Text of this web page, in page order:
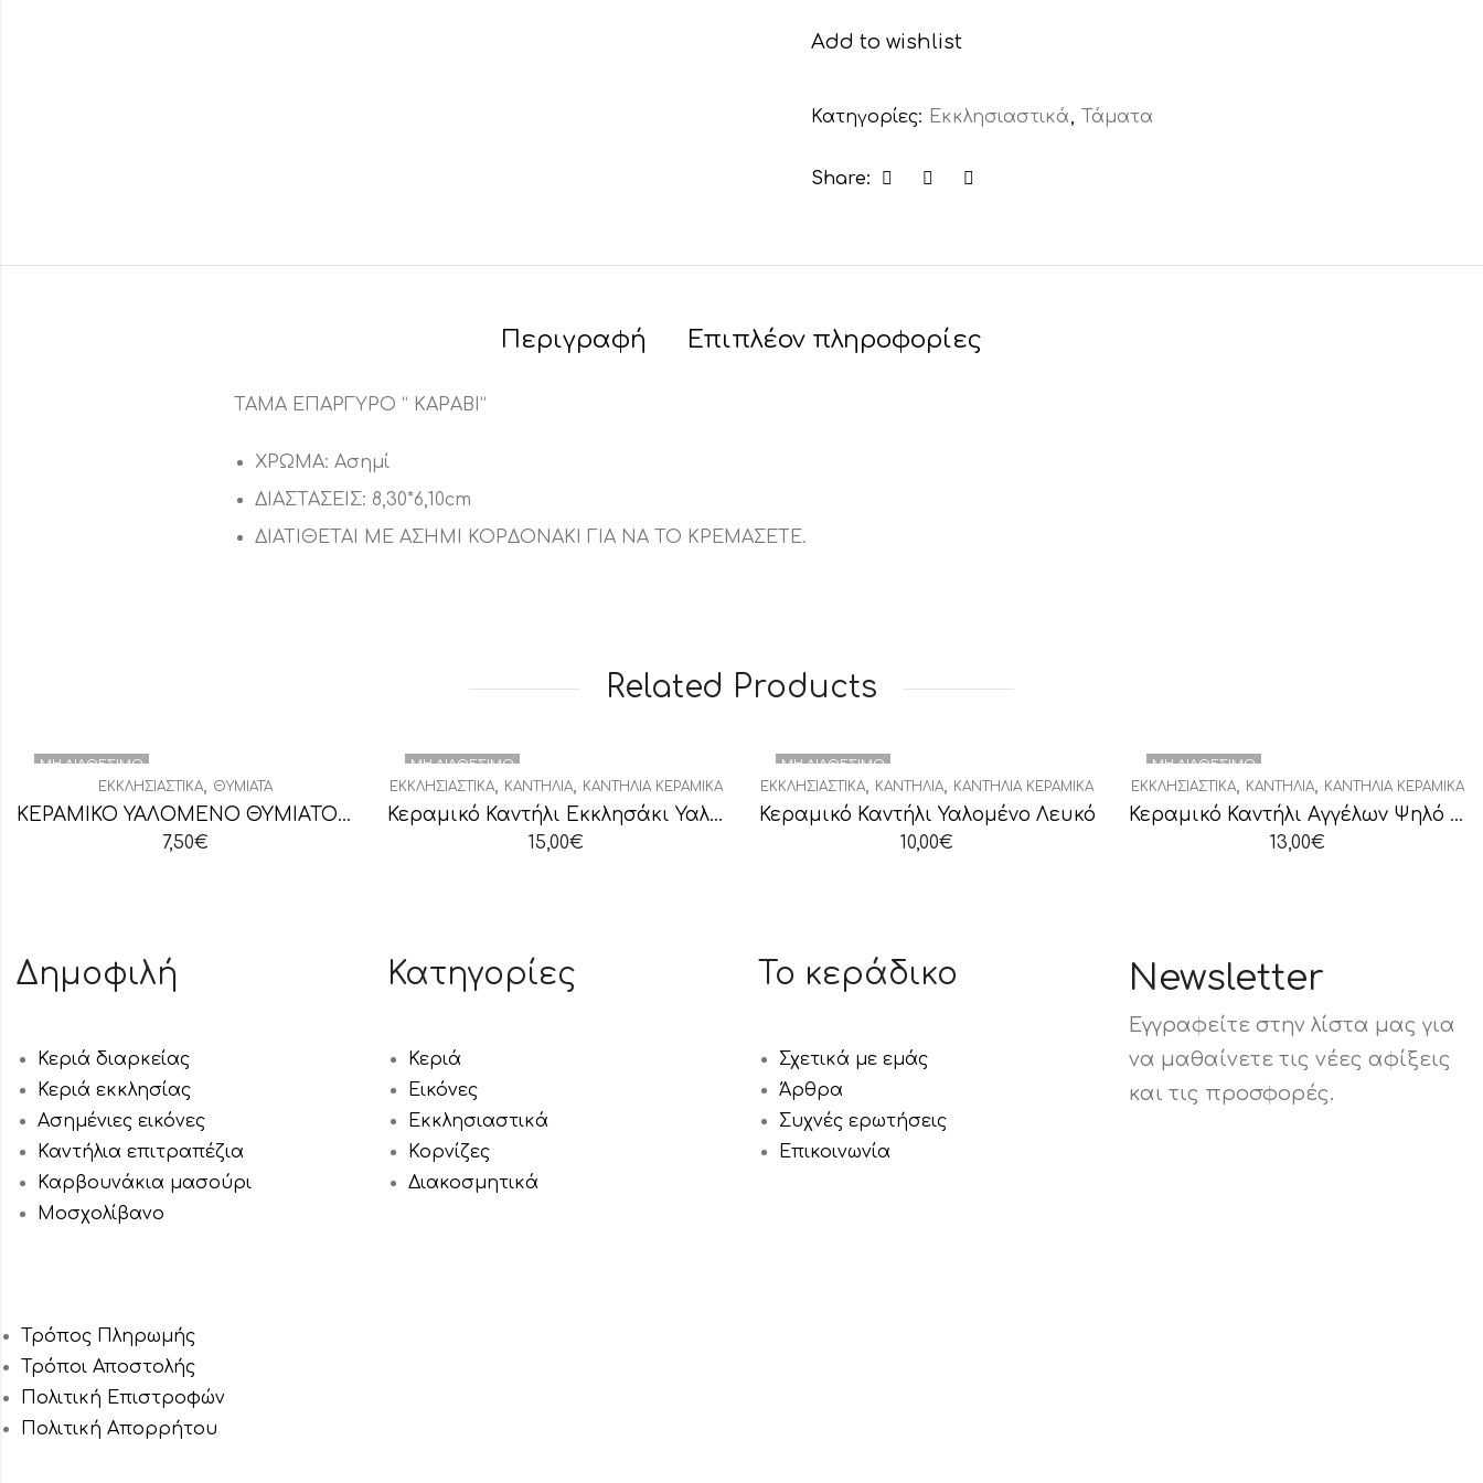
Add to wishlist
Κατηγορίες: Εκκλησιαστικά, Τάματα
Share:
Περιγραφή Επιπλέον πληροφορίες
ΤΑΜΑ ΕΠΑΡΓΥΡΟ ” ΚΑΡΑΒΙ”
ΧΡΩΜΑ: Ασημί
ΔΙΑΣΤΑΣΕΙΣ: 8,30*6,10cm
ΔΙΑΤΙΘΕΤΑΙ ΜΕ ΑΣΗΜΙ ΚΟΡΔΟΝΑΚΙ ΓΙΑ ΝΑ ΤΟ ΚΡΕΜΑΣΕΤΕ.
Related Products
ΜΗ ΔΙΑΘΈΣΙΜΟ
ΕΚΚΛΗΣΙΑΣΤΙΚΆ, ΘΥΜΙΑΤΆ
ΚΕΡΑΜΙΚΟ ΥΑΛΟΜΕΝΟ ΘΥΜΙΑΤΟ ΚΑΦΕ
7,50€
ΜΗ ΔΙΑΘΈΣΙΜΟ
ΕΚΚΛΗΣΙΑΣΤΙΚΆ, ΚΑΝΤΉΛΙΑ, ΚΑΝΤΉΛΙΑ ΚΕΡΑΜΙΚΆ
Κεραμικό Καντήλι Εκκλησάκι Υαλομένο Δίχρωμο
15,00€
ΜΗ ΔΙΑΘΈΣΙΜΟ
ΕΚΚΛΗΣΙΑΣΤΙΚΆ, ΚΑΝΤΉΛΙΑ, ΚΑΝΤΉΛΙΑ ΚΕΡΑΜΙΚΆ
Κεραμικό Καντήλι Υαλομένο Λευκό
10,00€
ΜΗ ΔΙΑΘΈΣΙΜΟ
ΕΚΚΛΗΣΙΑΣΤΙΚΆ, ΚΑΝΤΉΛΙΑ, ΚΑΝΤΉΛΙΑ ΚΕΡΑΜΙΚΆ
Κεραμικό Καντήλι Αγγέλων Ψηλό Υαλομένο Καφέ
13,00€
Δημοφιλή
Κεριά διαρκείας
Κεριά εκκλησίας
Ασημένιες εικόνες
Καντήλια επιτραπέζια
Καρβουνάκια μασούρι
Μοσχολίβανο
Κατηγορίες
Κεριά
Εικόνες
Εκκλησιαστικά
Κορνίζες
Διακοσμητικά
Το κεράδικο
Σχετικά με εμάς
Άρθρα
Συχνές ερωτήσεις
Επικοινωνία
Newsletter
Εγγραφείτε στην λίστα μας για
να μαθαίνετε τις νέες αφίξεις
και τις προσφορές.
Τρόπος Πληρωμής
Τρόποι Αποστολής
Πολιτική Επιστροφών
Πολιτική Aπορρήτου